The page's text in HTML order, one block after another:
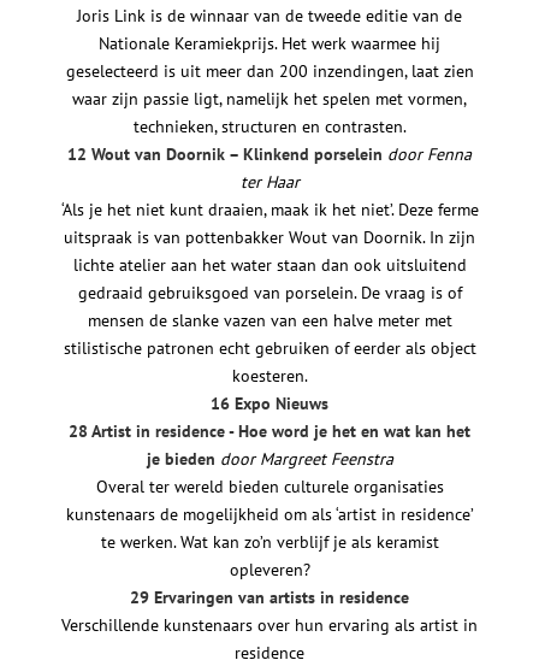
Joris Link is de winnaar van de tweede editie van de
Nationale Keramiekprijs. Het werk waarmee hij
geselecteerd is uit meer dan 200 inzendingen, laat zien
waar zijn passie ligt, namelijk het spelen met vormen,
technieken, structuren en contrasten.
12 Wout van Doornik – Klinkend porselein door Fenna
ter Haar
‘Als je het niet kunt draaien, maak ik het niet’. Deze ferme
uitspraak is van pottenbakker Wout van Doornik. In zijn
lichte atelier aan het water staan dan ook uitsluitend
gedraaid gebruiksgoed van porselein. De vraag is of
mensen de slanke vazen van een halve meter met
stilistische patronen echt gebruiken of eerder als object
koesteren.
16 Expo Nieuws
28 Artist in residence - Hoe word je het en wat kan het
je bieden door Margreet Feenstra
Overal ter wereld bieden culturele organisaties
kunstenaars de mogelijkheid om als ‘artist in residence’
te werken. Wat kan zo’n verblijf je als keramist
opleveren?
29 Ervaringen van artists in residence
Verschillende kunstenaars over hun ervaring als artist in
residence